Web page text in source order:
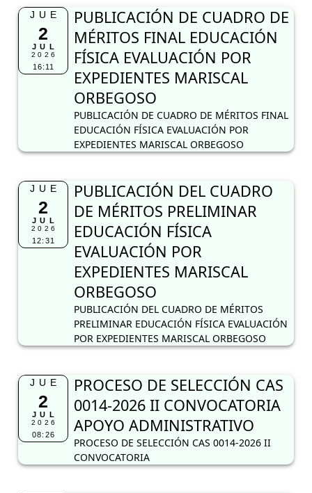
JUE
2
JUL
2026
16:11
PUBLICACIÓN DE CUADRO DE
MÉRITOS FINAL EDUCACIÓN
FÍSICA EVALUACIÓN POR
EXPEDIENTES MARISCAL
ORBEGOSO
PUBLICACIÓN DE CUADRO DE MÉRITOS FINAL
EDUCACIÓN FÍSICA EVALUACIÓN POR
EXPEDIENTES MARISCAL ORBEGOSO
JUE
2
JUL
2026
12:31
PUBLICACIÓN DEL CUADRO
DE MÉRITOS PRELIMINAR
EDUCACIÓN FÍSICA
EVALUACIÓN POR
EXPEDIENTES MARISCAL
ORBEGOSO
PUBLICACIÓN DEL CUADRO DE MÉRITOS
PRELIMINAR EDUCACIÓN FÍSICA EVALUACIÓN
POR EXPEDIENTES MARISCAL ORBEGOSO
JUE
2
JUL
2026
08:26
PROCESO DE SELECCIÓN CAS
0014-2026 II CONVOCATORIA
APOYO ADMINISTRATIVO
PROCESO DE SELECCIÓN CAS 0014-2026 II
CONVOCATORIA